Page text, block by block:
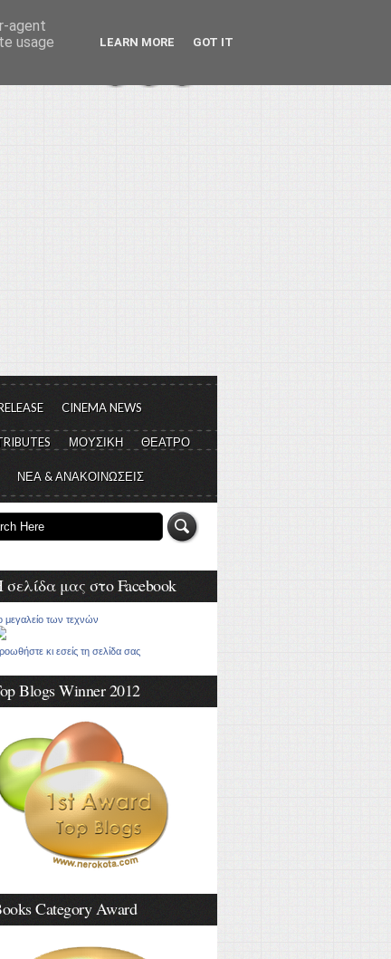
CINEMA NEWS
ΜΟΥΣΙΚΗ ΘΕΑΤΡΟ
ΝΕΑ & ΑΝΑΚΟΙΝΩΣΕΙΣ
σελίδα μας στο Facebook
μεγαλείο των τεχνών
κι εσείς τη σελίδα σας
Blogs Winner 2012
Category Award
agent
usage
LEARN MORE GOT IT